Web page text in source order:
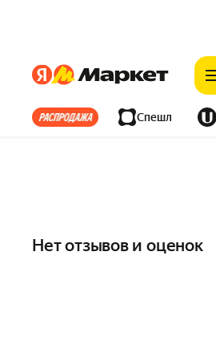
ЯндексЯндекс
Все хиты Спешл
Нет отзывов и оценок